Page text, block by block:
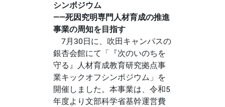
シンポジウム
――死因究明専門人材育成の推進
事業の周知を目指す
7月30日に、吹田キャンパスの
銀杏会館にて「『次のいのちを
守る』人材育成教育研究拠点事
業キックオフシンポジウム」を
開催しました。本事業は、令和5
年度より文部科学省基幹運営費